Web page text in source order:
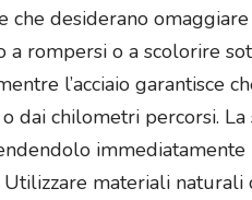
che desiderano
rompersi o a scolorire
l’acciaio garantisce
dai chilometri percorsi.
materiali